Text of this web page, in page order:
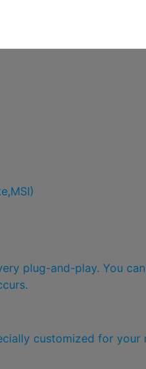
plug-and-play. You
customized for